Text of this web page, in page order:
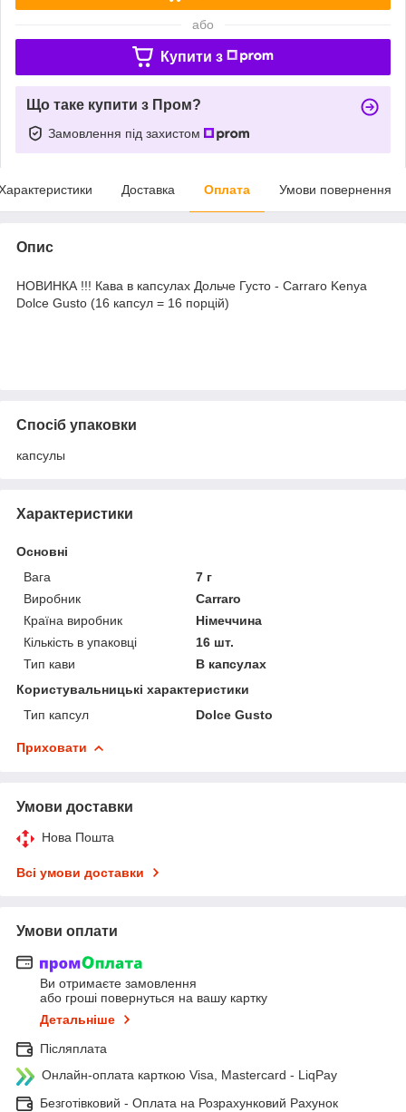
або
Купити з
Що таке купити з Пром?
Замовлення під захистом
Доставка Оплата Умови повернення
Опис
НОВИНКА !!! Кава в капсулах Дольче Густо - Carraro Kenya
Dolce Gusto (16 капсул = 16 порцій)
Спосіб упаковки
капсулы
Характеристики
Основні
Вага
7 г
Виробник
Carraro
Країна виробник
Німеччина
Кількість в упаковці
16 шт.
Тип кави
В капсулах
Користувальницькі характеристики
Тип капсул
Dolce Gusto
Приховати
Умови доставки
Нова Пошта
Всі умови доставки
Умови оплати
Ви отримаєте замовлення
або гроші повернуться на вашу картку
Детальніше
Післяплата
Онлайн-оплата карткою Visa, Mastercard - LiqPay
Безготівковий - Оплата на Розрахунковий Рахунок